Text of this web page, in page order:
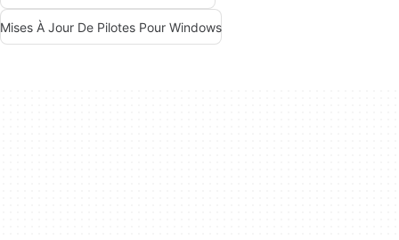
Mises À Jour De Pilotes Pour Windows